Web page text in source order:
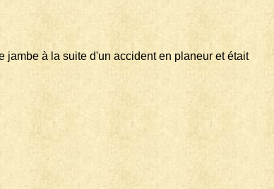
jambe à la suite d'un accident en planeur et était